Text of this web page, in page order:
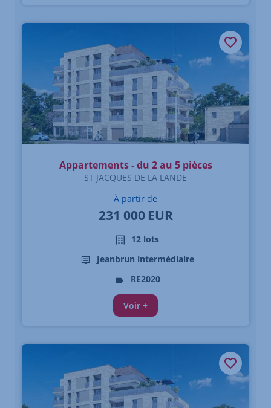
Appartements - du 2 au 5 pièces
ST JACQUES DE LA LANDE
À partir de
231 000 EUR
12 lots
Jeanbrun intermédiaire
RE2020
Voir +